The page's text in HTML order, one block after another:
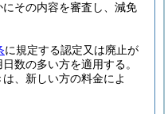
その内容を審査し、減免
に規定する認定又は廃止が
数の多い方を適用する。
、新しい方の料金によ